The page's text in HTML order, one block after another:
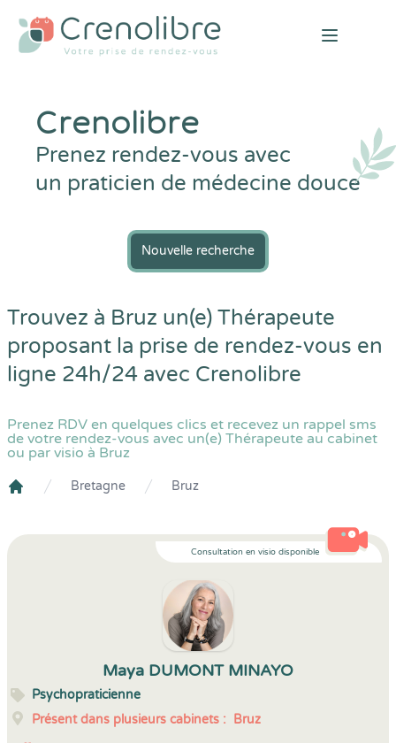
Open
Crenolibre
Prenez rendez-vous avec
un praticien de médecine douce
Nouvelle recherche
Trouvez à Bruz un(e) Thérapeute
proposant la prise de rendez-vous en
ligne 24h/24 avec Crenolibre
Prenez RDV en quelques clics et recevez un rappel sms
de votre rendez-vous avec un(e) Thérapeute au cabinet
ou par visio à Bruz
Bretagne Bruz
Consultation en visio disponible
Maya DUMONT MINAYO
Psychopraticienne
Présent dans plusieurs cabinets : Bruz